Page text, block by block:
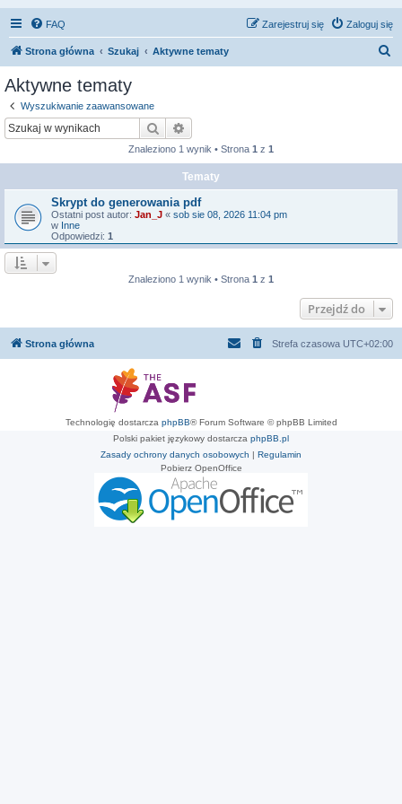
FAQ Zaloguj się
Zarejestruj się
Strona główna Szukaj Aktywne tematy
Aktywne tematy
Wyszukiwanie zaawansowane
Szukaj
Znaleziono 1 wynik • Strona 1 z 1
Tematy
Skrypt do generowania pdf
Ostatni post autor: Jan_J « sob sie 08, 2026 11:04 pm
w Inne
Odpowiedzi: 1
Znaleziono 1 wynik • Strona 1 z 1
Przejdź do
Strona główna Strefa czasowa UTC+02:00
Technologię dostarcza phpBB® Forum Software © phpBB Limited
Polski pakiet językowy dostarcza phpBB.pl
Zasady ochrony danych osobowych | Regulamin
Pobierz OpenOffice